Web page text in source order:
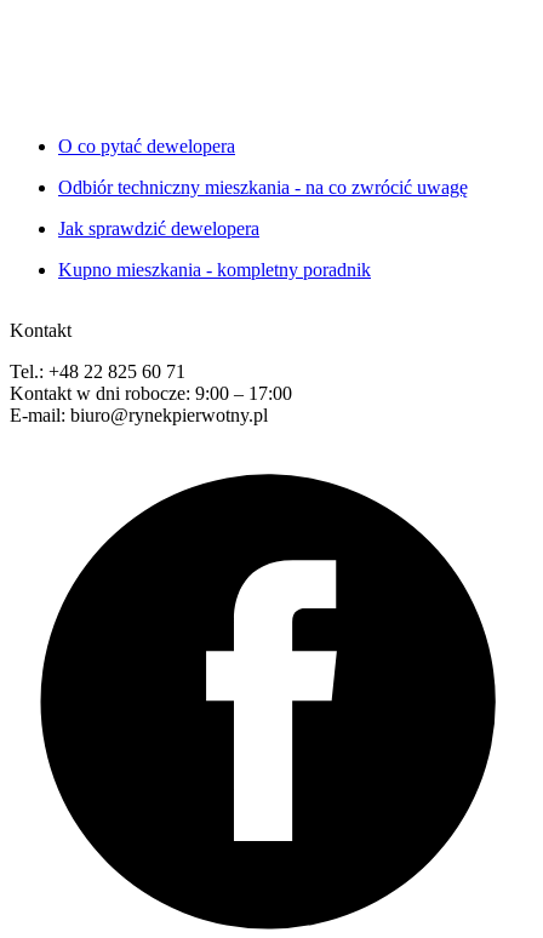
O co pytać dewelopera
Odbiór techniczny mieszkania - na co zwrócić uwagę
Jak sprawdzić dewelopera
Kupno mieszkania - kompletny poradnik
Kontakt
Tel.: +48 22 825 60 71
Kontakt w dni robocze: 9:00 – 17:00
E-mail: biuro@rynekpierwotny.pl